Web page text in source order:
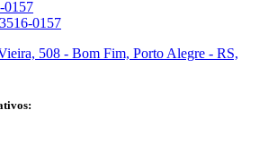
0157
0157
508 - Bom Fim, Porto Alegre - RS,